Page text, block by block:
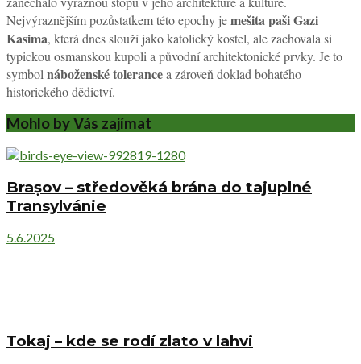
Nejvýraznějším pozůstatkem této epochy jemešita paši Gazi
Kasima, která dnes slouží jako katolický kostel, ale zachovala si
typickou osmanskou kupoli a původní architektonické prvky. Je to
symbol náboženské tolerancea zároveň doklad bohatého
historického dědictví.
Mohlo by Vás zajímat
Brașov – středověká brána do tajuplné
Transylvánie
5.6.2025
Tokaj – kde se rodí zlato v lahvi